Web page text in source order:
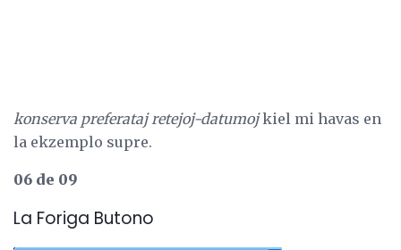
konserva preferataj retejoj-datumojkiel mi havas en
la ekzemplo supre.
06 de 09
La Foriga Butono